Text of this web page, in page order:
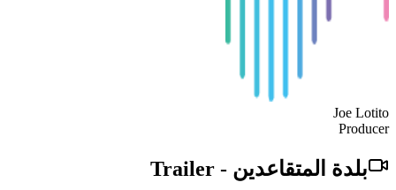
Joe Lotito
Producer
بلدة المتقاعدين -
Trailer